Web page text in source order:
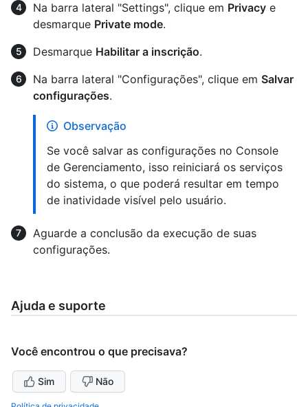
Na barra lateral "Settings", clique em Privacy e
desmarque Private mode.
Desmarque Habilitar a inscrição.
Na barra lateral "Configurações", clique em Salvar
configurações.
Observação
Se você salvar as configurações no Console
de Gerenciamento, isso reiniciará os serviços
do sistema, o que poderá resultar em tempo
de inatividade visível pelo usuário.
Aguarde a conclusão da execução de suas
configurações.
Ajuda e suporte
Você encontrou o que precisava?
Sim Não